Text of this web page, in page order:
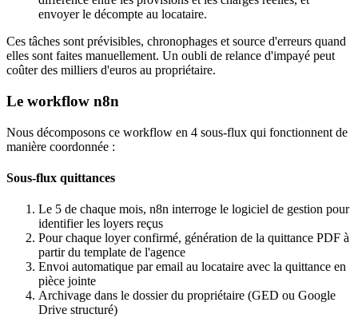
envoyer le décompte au locataire.
Ces tâches sont prévisibles, chronophages et source d'erreurs quand
elles sont faites manuellement. Un oubli de relance d'impayé peut
coûter des milliers d'euros au propriétaire.
Le workflow n8n
Nous décomposons ce workflow en 4 sous-flux qui fonctionnent de
manière coordonnée :
Sous-flux quittances
Le 5 de chaque mois, n8n interroge le logiciel de gestion pour
identifier les loyers reçus
Pour chaque loyer confirmé, génération de la quittance PDF à
partir du template de l'agence
Envoi automatique par email au locataire avec la quittance en
pièce jointe
Archivage dans le dossier du propriétaire (GED ou Google
Drive structuré)